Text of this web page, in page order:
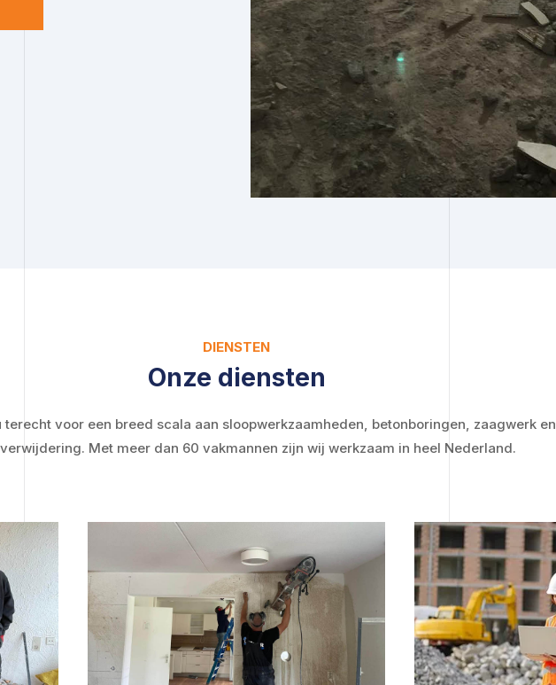
DIENSTEN
Onze diensten
terecht voor een breed scala aan sloopwerkzaamheden, betonboringen, zaagwerk en
Met meer dan 60 vakmannen zijn wij werkzaam in heel Nederland.